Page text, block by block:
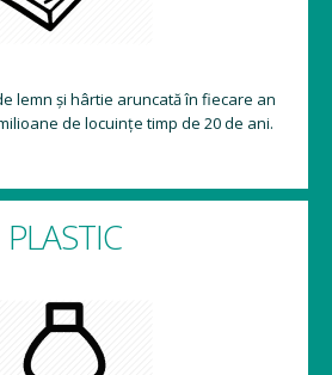
lemn și hârtie aruncată în fiecare an
de locuințe timp de 20 de ani.
PLASTIC